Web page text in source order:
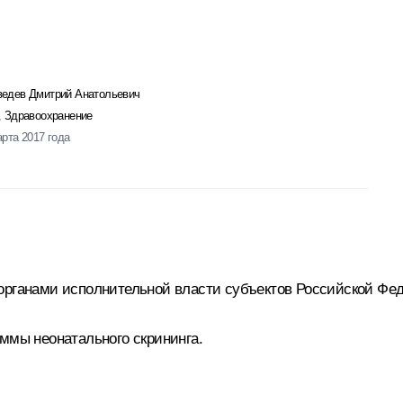
Дмитрий Анатольевич
Здравоохранение
2017 года
исполнительной власти субъектов Российской
неонатального скрининга.